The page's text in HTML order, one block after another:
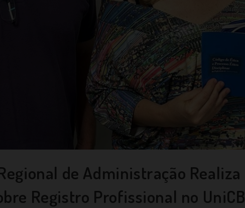
de Administração Realiza
Registro Profissional no UniCB